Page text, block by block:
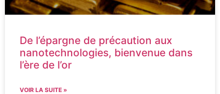
De l’épargne de précaution aux
nanotechnologies, bienvenue dans
l’ère de l’or
VOIR LA SUITE »